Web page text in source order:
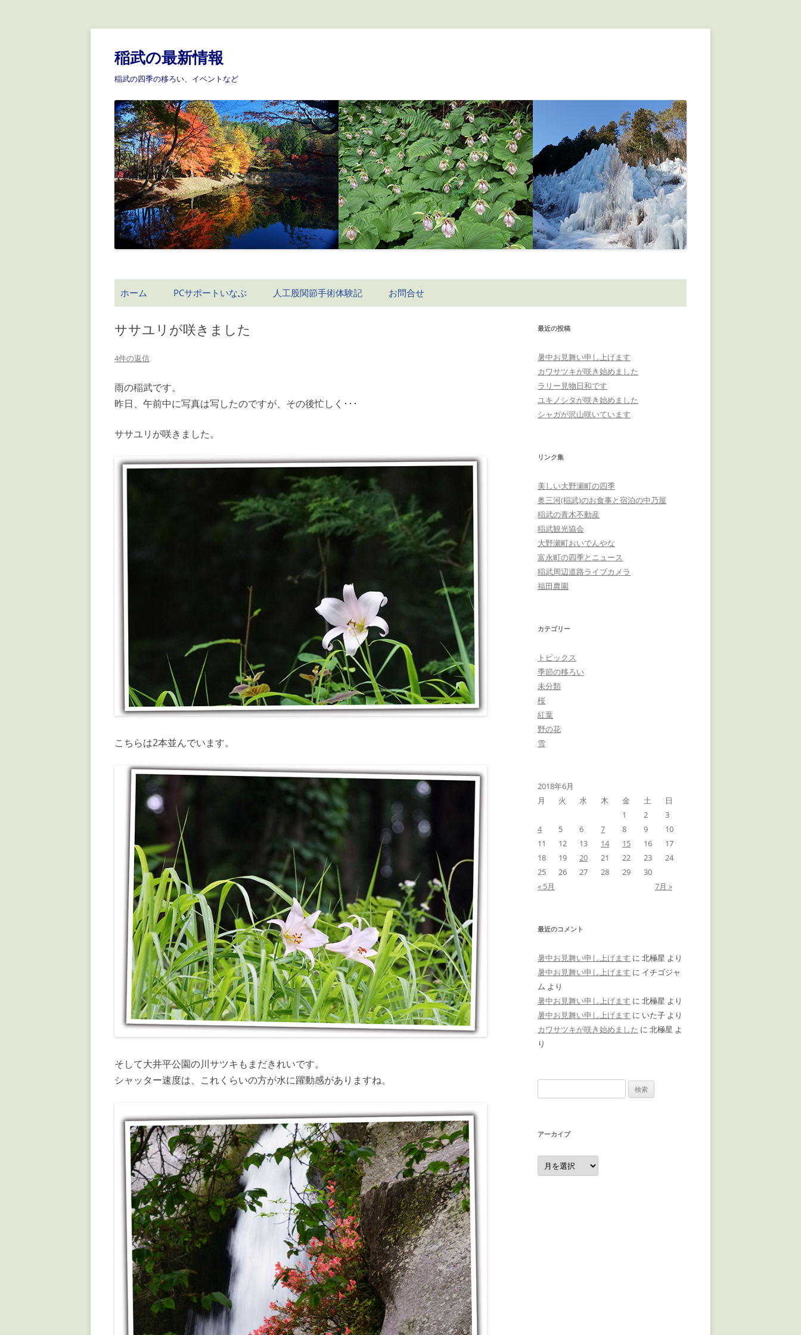
稲武の最新情報
稲武の四季の移ろい、イベントなど
コ
ン
ホーム PCサポートいなぶ 人工股関節手術体験記 お問合せ
ササユリが咲きました
4件の返信
雨の稲武です。
昨日、午前中に写真は写したのですが、その後忙しく･･･
ササユリが咲きました。
こちらは2本並んでいます。
そして大井平公園の川サツキもまだきれいです。
シャッター速度は、これくらいの方が水に躍動感がありますね。
最近の投稿
暑中お見舞い申し上げます
カワサツキが咲き始めました
ラリー見物日和です
ユキノシタが咲き始めました
シャガが沢山咲いています
リンク集
美しい大野瀬町の四季
奥三河(稲武)のお食事と宿泊の中乃屋
稲武の青木不動産
稲武観光協会
大野瀬町おいでんやな
富永町の四季とニュース
稲武周辺道路ライブカメラ
福田農園
カテゴリー
トピックス
季節の移ろい
未分類
桜
紅葉
野の花
雪
2018年6月
月
火 水 木 金 土
日
1
2
3
4
5 6 7 8 9
10
11
12 13 14 15 16
17
18
19 20 21 22 23
24
25
26 27 28 29
30
« 5月
7月 »
最近のコメント
暑中お見舞い申し上げます に 北極星 より
暑中お見舞い申し上げます に イチゴジャ
ム より
暑中お見舞い申し上げます に 北極星 より
暑中お見舞い申し上げます に いた子 より
カワサツキが咲き始めました に 北極星 よ
り
索:
アーカイブ
ア
ー
カ